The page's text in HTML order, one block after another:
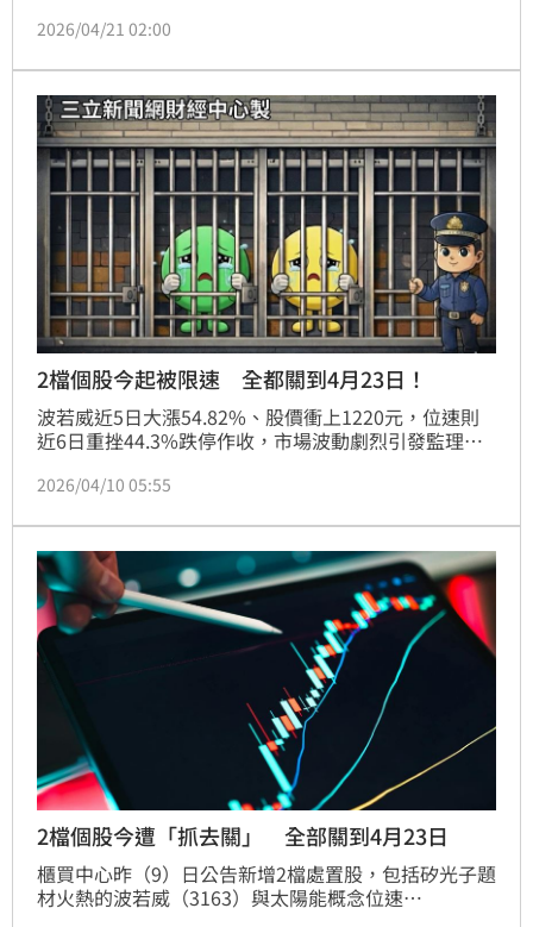
櫃間連接演進至機櫃內部高速互連，帶動連續波雷射、
級。法人預估，光引擎市場規模將從2027年3千萬顆翻
倍至2028年逾6千萬顆。台灣供應鏈如波若威、貿聯-
KY、上詮、嘉基、光聖、富采、采鈺、大立光、統
新、沛亨、致茂、鴻勁、旺矽、穎崴等，將全面受惠於
這波光學革命帶來的龐大商機，投資人可密切關注。
2026/04/21 02:00
2檔個股今起被限速 全都關到4月23日！
波若威近5日大漲54.82%、股價衝上1220元，位速則
近6日重挫44.3%跌停作收，市場波動劇烈引發監理關
子題材火熱的波若威（3163）與太陽能概念位速
2026/04/10 05:55
2檔個股今遭「抓去關」 全部關到4月23日
櫃買中心昨（9）日公告新增2檔處置股，包括矽光子題
材火熱的波若威（3163）與太陽能概念位速